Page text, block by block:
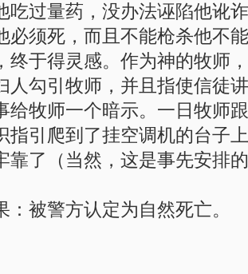
吃过量药，没办法诬陷他讹
必须死，而且不能枪杀他不
终于得灵感。作为神的牧师
人勾引牧师，并且指使信徒
给牧师一个暗示。一日牧师
指引爬到了挂空调机的台子
靠了（当然，这是事先安排
：被警方认定为自然死亡。